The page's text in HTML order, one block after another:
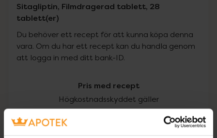
Sitagliptin, Filmdragerad tablett, 28
tablett(er)
Du behöver ett recept för att kunna köpa denna
vara. Om du har ett recept kan du handla genom
att logga in med ditt bank-ID.
Pris med recept
Högkostnadsskyddet gäller
122,77 kr